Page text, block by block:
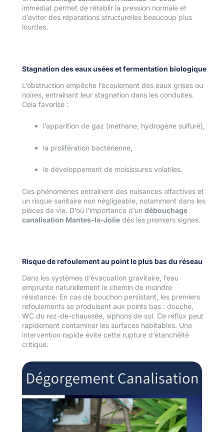
immédiat permet de rétablir la pression normale et
d’éviter des réparations structurelles beaucoup plus
lourdes.
Stagnation des eaux usées et fermentation biologique
L’obstruction empêche l’écoulement des eaux grises ou
noires, entraînant leur stagnation dans les conduites.
Cela favorise :
l’apparition de gaz (méthane, hydrogène sulfuré),
la prolifération bactérienne,
le développement de moisissures volatiles.
Ces phénomènes entraînent des nuisances olfactives et
un risque sanitaire non négligeable, notamment dans les
pièces de vie. D’où l’importance d’un débouchage
canalisation Mantes-la-Jolie dès les premiers signes.
Risque de refoulement au point le plus bas du réseau
Dans les systèmes d’évacuation gravitaire, l’eau
emprunte naturellement le chemin de moindre
résistance. En cas de bouchon persistant, les premiers
refoulements se produisent aux points bas : douche,
WC du rez-de-chaussée, siphons de sol. Ce reflux peut
rapidement contaminer les surfaces habitables. Une
intervention rapide évite cette rupture d’étanchéité
critique.